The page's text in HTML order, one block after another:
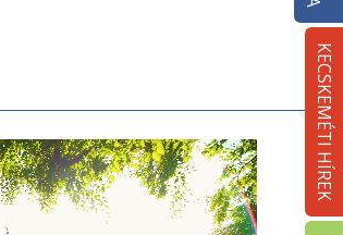
KECSKEMÉTI HÍREK